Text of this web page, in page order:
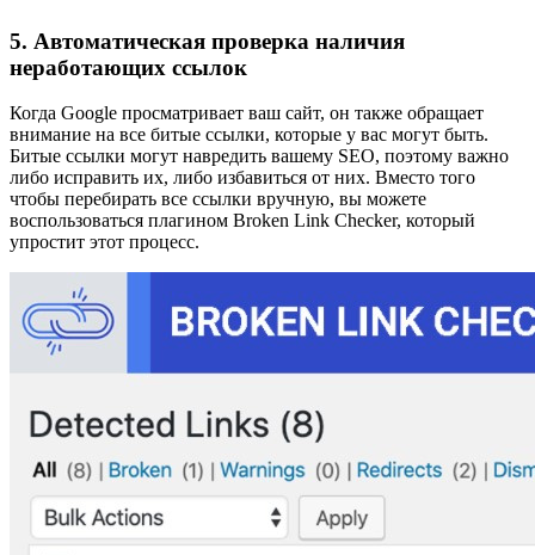
5. Автоматическая проверка наличия
неработающих ссылок
Когда Google просматривает ваш сайт, он также обращает
внимание на все битые ссылки, которые у вас могут быть.
Битые ссылки могут навредить вашему SEO, поэтому важно
либо исправить их, либо избавиться от них. Вместо того
чтобы перебирать все ссылки вручную, вы можете
воспользоваться плагином Broken Link Checker, который
упростит этот процесс.